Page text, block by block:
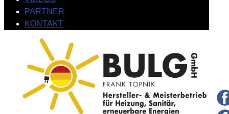
PARTNER
KONTAKT